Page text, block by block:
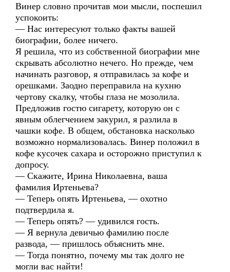
Винер словно прочитав мои мысли, поспешил
успокоить:
— Нас интересуют только факты вашей
биографии, более ничего.
Я решила, что из собственной биографии мне
скрывать абсолютно нечего. Но прежде, чем
начинать разговор, я отправилась за кофе и
орешками. Заодно переправила на кухню
чертову скалку, чтобы глаза не мозолила.
Предложив гостю сигарету, которую он с
явным облегчением закурил, я разлила в
чашки кофе. В общем, обстановка насколько
возможно нормализовалась. Винер положил в
кофе кусочек сахара и осторожно приступил к
допросу.
— Скажите, Ирина Николаевна, ваша
фамилия Иртеньева?
— Теперь опять Иртеньева, — охотно
подтвердила я.
— Теперь опять? — удивился гость.
— Я вернула девичью фамилию после
развода, — пришлось объяснить мне.
— Тогда понятно, почему мы так долго не
могли вас найти!